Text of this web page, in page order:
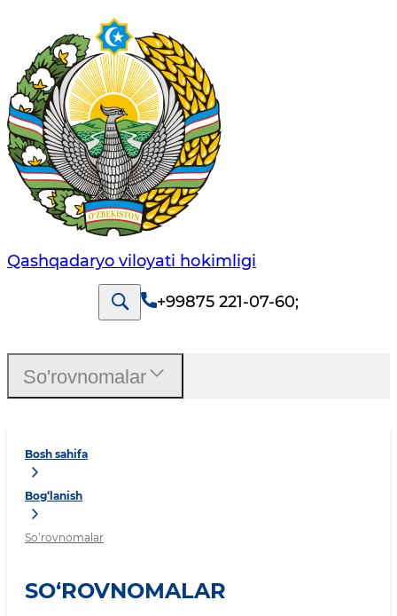
Qashqadaryo viloyati hоkimligi
+99875 221-07-60;
Bosh sahifa
Bog‘lanish
So‘rovnomalar
SO‘ROVNOMALAR
So'rovnomalar